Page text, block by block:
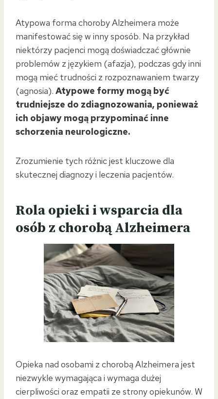
Atypowa forma choroby Alzheimera może
manifestować się w inny sposób. Na przykład
niektórzy pacjenci mogą doświadczać głównie
problemów z językiem (afazja), podczas gdy inni
mogą mieć trudności z rozpoznawaniem twarzy
(agnosia). Atypowe formy mogą być
trudniejsze do zdiagnozowania, ponieważ
ich objawy mogą przypominać inne
schorzenia neurologiczne.
Zrozumienie tych różnic jest kluczowe dla
skutecznej diagnozy i leczenia pacjentów.
Rola opieki i wsparcia dla
osób z chorobą Alzheimera
Opieka nad osobami z chorobą Alzheimera jest
niezwykle wymagająca i wymaga dużej
cierpliwości oraz empatii ze strony opiekunów. W